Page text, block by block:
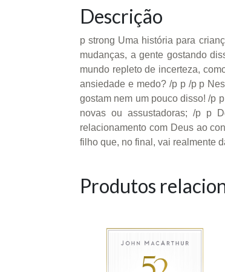
Descrição
p strong Uma história para
mudanças, a gente gostando
mundo repleto de incerteza,
ansiedade e medo? /p p /p p
gostam nem um pouco disso! /p
novas ou assustadoras; /p p
relacionamento com Deus ao
filho que, no final, vai realmente
Produtos